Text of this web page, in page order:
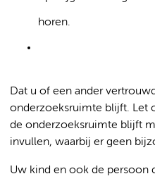
horen.
Dat u of een ander
onderzoeksruimte blijft. Let
de onderzoeksruimte blijft
invullen, waarbij er geen
Uw kind en ook de persoon